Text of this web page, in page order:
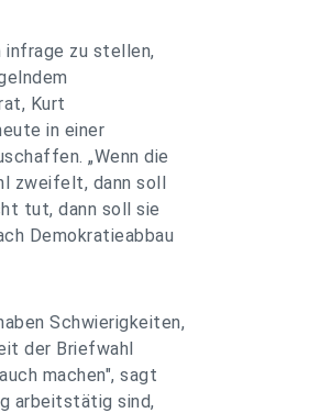
infrage zu stellen,
Kurt
in einer
„Wenn die
zweifelt, dann soll
tut, dann soll sie
Demokratieabbau
Schwierigkeiten,
der Briefwahl
machen", sagt
arbeitstätig sind,